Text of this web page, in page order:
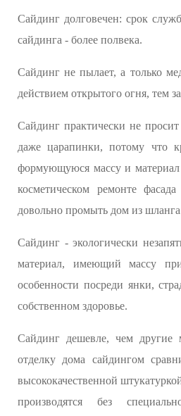
Сайдинг долговечен: срок
сайдинга - более полвека.
Сайдинг не пылает, а только
действием открытого огня, тем
Сайдинг практически не
даже царапинки, потому что
формующуюся массу и
косметическом ремонте
довольно промыть дом из
Сайдинг - экологически
материал, имеющий массу
особенности посреди янки,
собственном здоровье.
Сайдинг дешевле, чем другие
отделку дома сайдингом
высококачественной
производятся без